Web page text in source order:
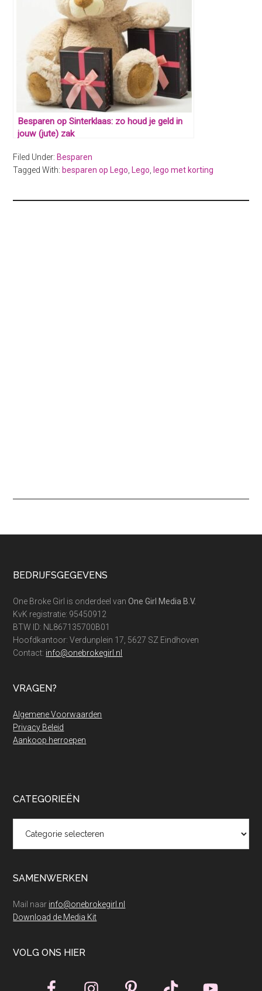
Besparen op Sinterklaas: zo houd je geld in
jouw (jute) zak
Filed Under:Besparen
Tagged With:besparen op Lego ,Lego ,lego met korting
Footer
BEDRIJFSGEGEVENS
One Broke Girl is onderdeel vanOne Girl Media B.V.
KvK registratie: 95450912
BTW ID: NL867135700B01
Hoofdkantoor: Verdunplein 17, 5627 SZ Eindhoven
Contact: info@onebrokegirl.nl
VRAGEN?
Algemene Voorwaarden
Privacy Beleid
Aankoop herroepen
CATEGORIEËN
SAMENWERKEN
Mail naar info@onebrokegirl.nl
Download de Media Kit
VOLG ONS HIER